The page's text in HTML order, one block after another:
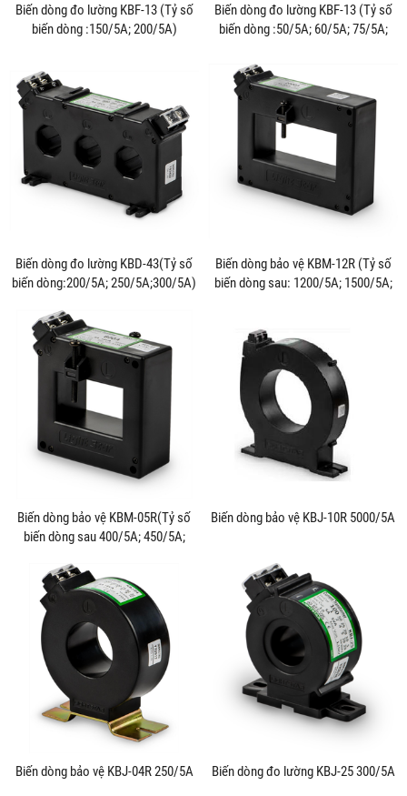
Biến dòng đo lường KBF-13 (Tỷ số
biến dòng :150/5A; 200/5A)
Biến dòng đo lường KBF-13 (Tỷ số
biến dòng :50/5A; 60/5A; 75/5A;
Biến dòng đo lường KBD-43(Tỷ số
biến dòng:200/5A; 250/5A;300/5A)
Biến dòng bảo vệ KBM-12R (Tỷ số
biến dòng sau: 1200/5A; 1500/5A;
Biến dòng bảo vệ KBM-05R(Tỷ số
biến dòng sau 400/5A; 450/5A;
Biến dòng bảo vệ KBJ-10R 5000/5A
Biến dòng bảo vệ KBJ-04R 250/5A Biến dòng đo lường KBJ-25 300/5A